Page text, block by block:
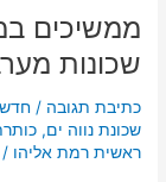
ממשיכים
שכונות
כתיבת תגובה /
שכונת נווה ים,
ראשית רמת אליהו /